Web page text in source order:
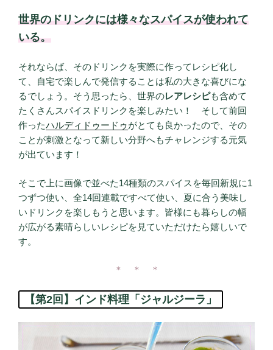
世界のドリンクには様々なスパイスが使われて
いる。
それならば、そのドリンクを実際に作ってレシピ化し
て、自宅で楽しんで発信することは私の大きな喜びにな
るでしょう。そう思ったら、世界のレアレシピも含めて
たくさんスパイスドリンクを楽しみたい！ そして前回
作ったハルディドゥードゥがとても良かったので、その
ことが刺激となって新しい分野へもチャレンジする元気
が出ています！
そこで上に画像で並べた14種類のスパイスを毎回新規に1
つずつ使い、全14回連載ですべて使い、夏に合う美味し
いドリンクを楽しもうと思います。皆様にも暮らしの幅
が広がる素晴らしいレシピを見ていただけたら嬉しいで
す。
＊ ＊ ＊
【第2回】インド料理「ジャルジーラ」